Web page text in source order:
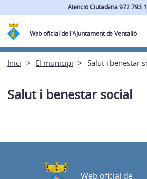
Atenció Ciutadana 972 793
Web oficial de l'Ajuntament de Ventalló
Inici El municipi Salut i benestar
Salut i benestar social
Web oficial de